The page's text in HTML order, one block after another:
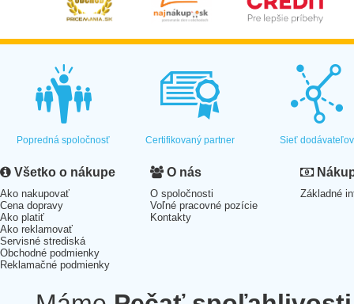
Popredná spoločnosť Certifikovaný partner Sieť dodávateľov
Všetko o nákupe
Ako nakupovať
Cena dopravy
Ako platiť
Ako reklamovať
Servisné strediská
Obchodné podmienky
Reklamačné podmienky
O nás
O spoločnosti
Voľné pracovné pozície
Kontakty
Základné